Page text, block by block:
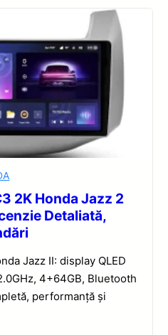
2K Honda Jazz 2
Detaliată,
Jazz II: display QLED
4+64GB, Bluetooth
performanță și